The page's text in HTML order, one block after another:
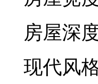
房屋深
现代风